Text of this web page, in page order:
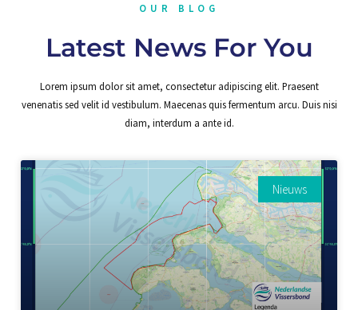
OUR BLOG
Latest News For You
Lorem ipsum dolor sit amet, consectetur adipiscing elit. Praesent
venenatis sed velit id vestibulum. Maecenas quis fermentum arcu. Duis nisi
diam, interdum a ante id.
Nieuws